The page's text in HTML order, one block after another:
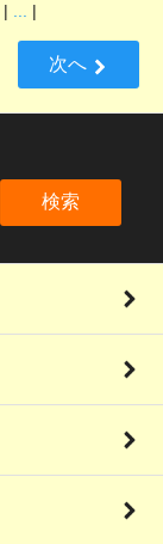
| ... |
次へ
検索